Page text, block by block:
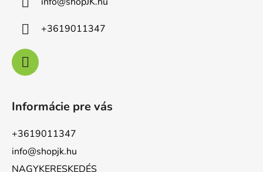
+3619011347
Informácie pre vás
+3619011347
info@shopjk.hu
NAGYKERESKEDÉS